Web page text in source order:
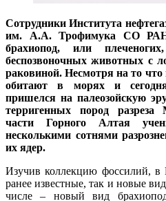
Сотрудники Института
им. А.А. Трофимука СО
брахиопод, или
беспозвоночных животных с
раковиной. Несмотря на то
обитают в морях и
пришелся на палеозойскую
терригенных пород разреза
части Горного Алтая
несколькими сотнями
их ядер.
Изучив коллекцию фоссилий,
ранее известные, так и новые
числе – новый вид